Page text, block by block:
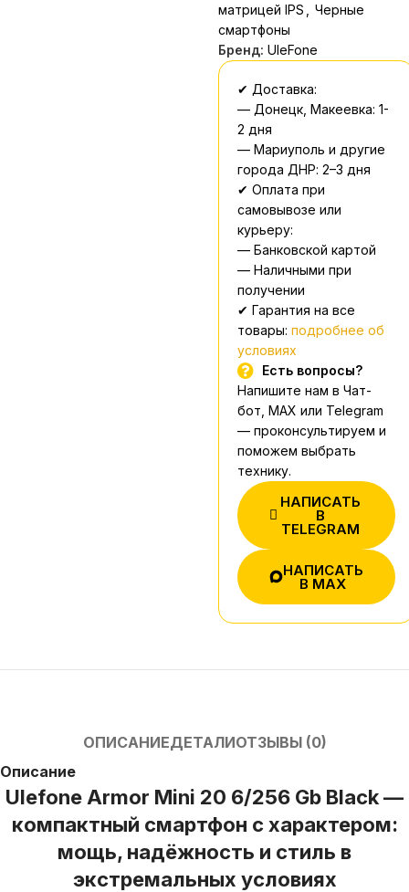
матрицей IPS
Черные
смартфоны
Бренд: UleFone
✔ Доставка:
— Донецк, Макеевка: 1-
2 дня
— Мариуполь и другие
города ДНР: 2–3 дня
✔ Оплата при
самовывозе или
курьеру:
— Банковской картой
— Наличными при
получении
✔ Гарантия на все
товары: подробнее об
условиях
Есть вопросы?
Напишите нам в Чат-
бот, MAX или Telegram
— проконсультируем и
поможем выбрать
технику.
НАПИСАТЬ
В
TELEGRAM
НАПИСАТЬ
В MAX
ОПИСАНИЕДЕТАЛИОТЗЫВЫ (0)
Описание
Ulefone Armor Mini 20 6/256 Gb Black —
компактный смартфон с характером:
мощь, надёжность и стиль в
экстремальных условиях